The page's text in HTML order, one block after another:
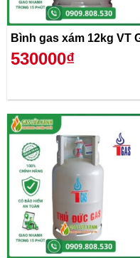
Bình gas xám 12kg VT
530000₫